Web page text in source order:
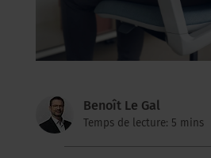
Benoît Le Gal
Temps de lecture: 5 mins